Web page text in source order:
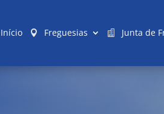
Início Freguesias Junta de